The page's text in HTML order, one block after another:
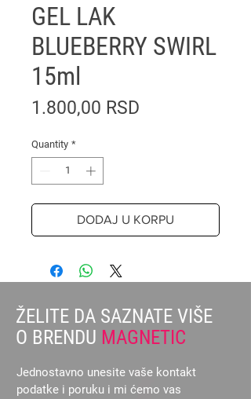
GEL LAK
BLUEBERRY SWIRL
15ml
1.800,00 RSD
Quantity *
DODAJ U KORPU
ŽELITE DA SAZNATE VIŠE
O BRENDU MAGNETIC
Jednostavno unesite vaše kontakt
podatke i poruku i mi ćemo vas